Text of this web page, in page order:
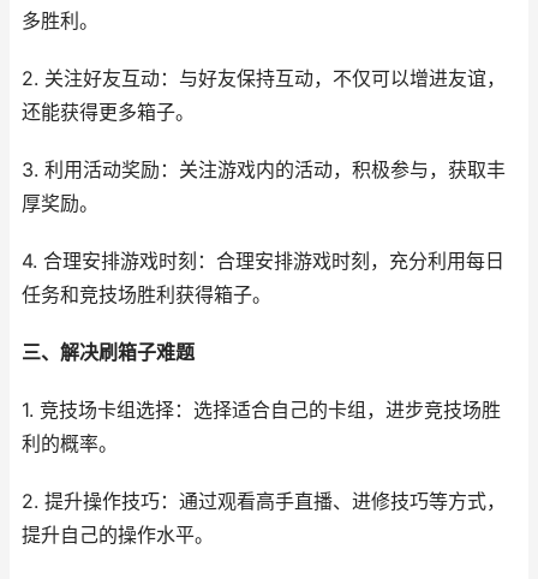
多胜利。
2. 关注好友互动：与好友保持互动，不仅可以增进友谊，
还能获得更多箱子。
3. 利用活动奖励：关注游戏内的活动，积极参与，获取丰
厚奖励。
4. 合理安排游戏时刻：合理安排游戏时刻，充分利用每日
任务和竞技场胜利获得箱子。
三、解决刷箱子难题
1. 竞技场卡组选择：选择适合自己的卡组，进步竞技场胜
利的概率。
2. 提升操作技巧：通过观看高手直播、进修技巧等方式，
提升自己的操作水平。